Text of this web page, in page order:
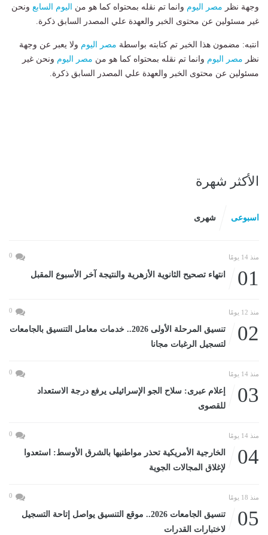
وجهة نظر مصر اليوم وانما تم نقله بمحتواه كما هو من اليوم السابع ونحن
غير مسئولين عن محتوى الخبر والعهدة علي المصدر السابق ذكرة.
انتبه: مضمون هذا الخبر تم كتابته بواسطة مصر اليوم ولا يعبر عن وجهة
نظر مصر اليوم وانما تم نقله بمحتواه كما هو من مصر اليوم ونحن غير
مسئولين عن محتوى الخبر والعهدة علي المصدر السابق ذكرة.
الأكثر شهرة
اسبوعى شهرى
منذ 14 يومًا 0
01 انتهاء تصحيح الثانوية الأزهرية والنتيجة آخر الأسبوع المقبل
منذ 12 يومًا 0
02
تنسيق المرحلة الأولى 2026.. خدمات معامل التنسيق بالجامعات
لتسجيل الرغبات مجانا
منذ 14 يومًا 0
03
إعلام عبرى: سلاح الجو الإسرائيلى يرفع درجة الاستعداد
للقصوى
منذ 14 يومًا 0
04
الخارجية الأمريكية تحذر مواطنيها بالشرق الأوسط: استعدوا
لإغلاق المجالات الجوية
منذ 18 يومًا 0
05
تنسيق الجامعات 2026.. موقع التنسيق يواصل إتاحة التسجيل
لاختبارات القدرات